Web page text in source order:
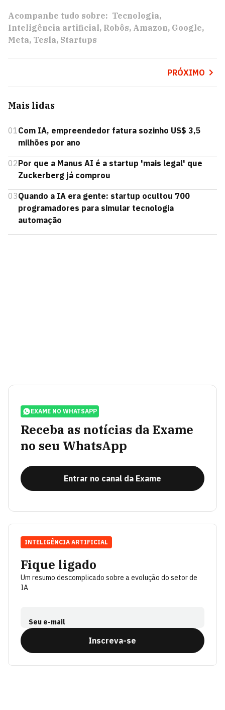
Acompanhe tudo sobre: Tecnologia
Inteligência artificial Robôs Amazon Google
Meta Tesla Startups
PRÓXIMO
Mais lidas
01Com IA, empreendedor fatura sozinho US$ 3,5
milhões por ano
02Por que a Manus AI é a startup 'mais legal' que
Zuckerberg já comprou
03Quando a IA era gente: startup ocultou 700
programadores para simular tecnologia
automação
EXAME NO WHATSAPP
Receba as notícias da Exame
no seu WhatsApp
Entrar no canal da Exame
Fique ligado
Um resumo descomplicado sobre a evolução do setor de
IA
Seu e-mail
Inscreva-se
INTELIGÊNCIA ARTIFICIAL